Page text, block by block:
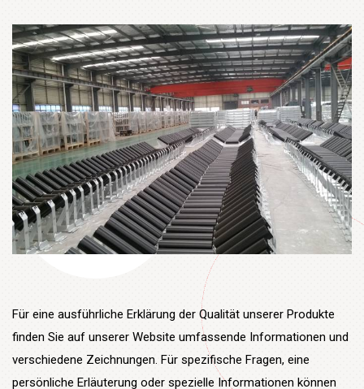
Für eine ausführliche Erklärung der Qualität unserer Produkte
finden Sie auf unserer Website umfassende Informationen und
verschiedene Zeichnungen. Für spezifische Fragen, eine
persönliche Erläuterung oder spezielle Informationen können